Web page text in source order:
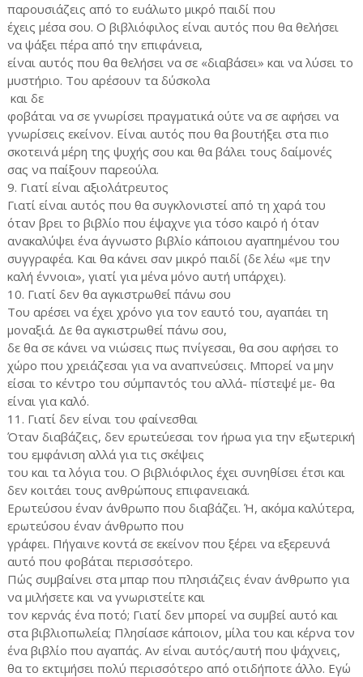
παρουσιάζεις από το ευάλωτο μικρό παιδί που
έχεις μέσα σου. Ο βιβλιόφιλος είναι αυτός που θα θελήσει
να ψάξει πέρα από την επιφάνεια,
είναι αυτός που θα θελήσει να σε «διαβάσει» και να λύσει το
μυστήριο. Του αρέσουν τα δύσκολα
και δε
φοβάται να σε γνωρίσει πραγματικά ούτε να σε αφήσει να
γνωρίσεις εκείνον. Είναι αυτός που θα βουτήξει στα πιο
σκοτεινά μέρη της ψυχής σου και θα βάλει τους δαίμονές
σας να παίξουν παρεούλα.
9. Γιατί είναι αξιολάτρευτος
Γιατί είναι αυτός που θα συγκλονιστεί από τη χαρά του
όταν βρει το βιβλίο που έψαχνε για τόσο καιρό ή όταν
ανακαλύψει ένα άγνωστο βιβλίο κάποιου αγαπημένου του
συγγραφέα. Και θα κάνει σαν μικρό παιδί (δε λέω «με την
καλή έννοια», γιατί για μένα μόνο αυτή υπάρχει).
10. Γιατί δεν θα αγκιστρωθεί πάνω σου
Του αρέσει να έχει χρόνο για τον εαυτό του, αγαπάει τη
μοναξιά. Δε θα αγκιστρωθεί πάνω σου,
δε θα σε κάνει να νιώσεις πως πνίγεσαι, θα σου αφήσει το
χώρο που χρειάζεσαι για να αναπνεύσεις. Μπορεί να μην
είσαι το κέντρο του σύμπαντός του αλλά- πίστεψέ με- θα
είναι για καλό.
11. Γιατί δεν είναι του φαίνεσθαι
Όταν διαβάζεις, δεν ερωτεύεσαι τον ήρωα για την εξωτερική
του εμφάνιση αλλά για τις σκέψεις
του και τα λόγια του. Ο βιβλιόφιλος έχει συνηθίσει έτσι και
δεν κοιτάει τους ανθρώπους επιφανειακά.
Ερωτεύσου έναν άνθρωπο που διαβάζει. Ή, ακόμα καλύτερα,
ερωτεύσου έναν άνθρωπο που
γράφει. Πήγαινε κοντά σε εκείνον που ξέρει να εξερευνά
αυτό που φοβάται περισσότερο.
Πώς συμβαίνει στα μπαρ που πλησιάζεις έναν άνθρωπο για
να μιλήσετε και να γνωριστείτε και
τον κερνάς ένα ποτό; Γιατί δεν μπορεί να συμβεί αυτό και
στα βιβλιοπωλεία; Πλησίασε κάποιον, μίλα του και κέρνα τον
ένα βιβλίο που αγαπάς. Αν είναι αυτός/αυτή που ψάχνεις,
θα το εκτιμήσει πολύ περισσότερο από οτιδήποτε άλλο. Εγώ